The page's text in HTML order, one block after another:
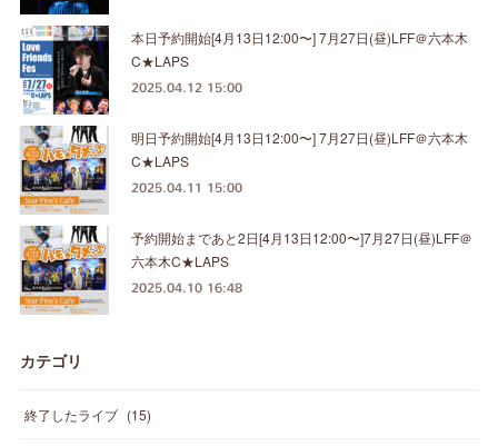
本日予約開始[4月13日12:00〜] 7月27日(昼)LFF＠六本木
C★LAPS
2025.04.12 15:00
明日予約開始[4月13日12:00〜] 7月27日(昼)LFF＠六本木
C★LAPS
2025.04.11 15:00
予約開始まであと2日[4月13日12:00〜]7月27日(昼)LFF＠
六本木C★LAPS
2025.04.10 16:48
カテゴリ
終了したライブ (15)